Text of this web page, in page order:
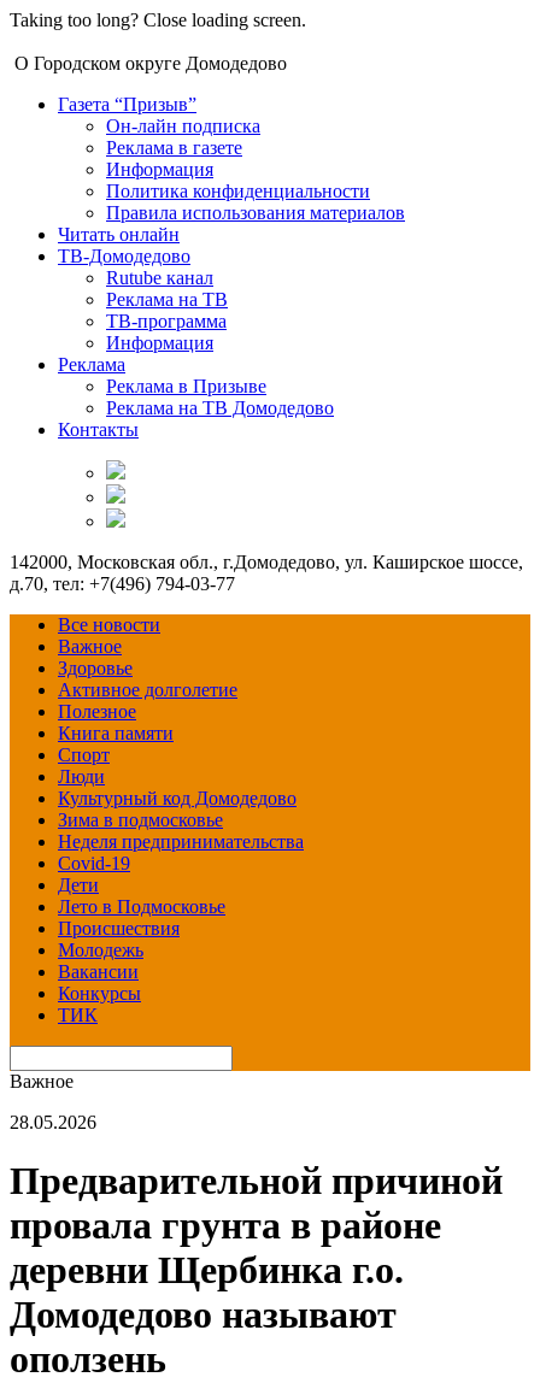
Taking too long? Close loading screen.
О Городском округе Домодедово
Газета “Призыв”
Он-лайн подписка
Реклама в газете
Информация
Политика конфиденциальности
Правила использования материалов
Читать онлайн
ТВ-Домодедово
Rutube канал
Реклама на ТВ
ТВ-программа
Информация
Реклама
Реклама в Призыве
Реклама на ТВ Домодедово
Контакты
142000, Московская обл., г.Домодедово, ул. Каширское шоссе,
д.70, тел: +7(496) 794-03-77
Все новости
Важное
Здоровье
Активное долголетие
Полезное
Книга памяти
Спорт
Люди
Культурный код Домодедово
Зима в подмосковье
Неделя предпринимательства
Covid-19
Дети
Лето в Подмосковье
Происшествия
Молодежь
Вакансии
Конкурсы
ТИК
Важное
28.05.2026
Предварительной причиной
провала грунта в районе
деревни Щербинка г.о.
Домодедово называют
оползень